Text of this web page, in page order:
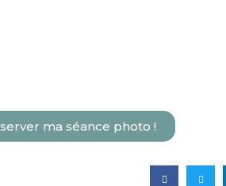
ma séance photo !